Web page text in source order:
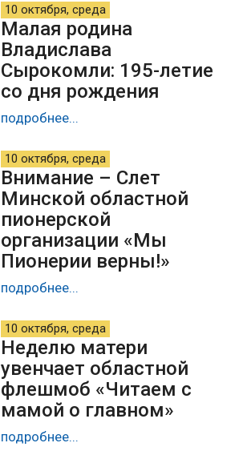
10 октября, среда
Малая родина
Владислава
Сырокомли: 195-летие
со дня рождения
подробнее...
10 октября, среда
Внимание – Слет
Минской областной
пионерской
организации «Мы
Пионерии верны!»
подробнее...
10 октября, среда
Неделю матери
увенчает областной
флешмоб «Читаем с
мамой о главном»
подробнее...